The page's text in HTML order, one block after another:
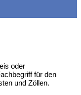
oder
für den
und Zöllen.